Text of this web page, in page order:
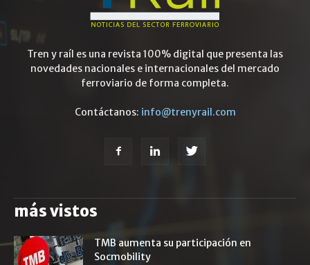
Tren y raíl es una revista 100% digital que presenta las
novedades nacionales e internacionales del mercado
ferroviario de forma completa.
Contáctanos: info@trenyrail.com
más vistos
TMB aumenta su participación en
Socmobility